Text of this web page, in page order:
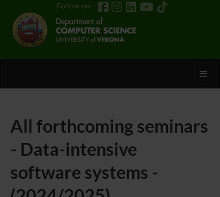
Follow on
All forthcoming seminars
- Data-intensive
software systems -